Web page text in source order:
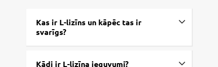
Kas ir L-lizīns un kāpēc tas ir
svarīgs?
Kādi ir L-lizīna ieguvumi?